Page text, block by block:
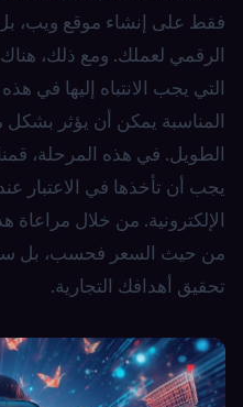
فقط على إنشاء موقع ويب، بل
الرقمي لعملك. ومع ذلك،
التي يجب الانتباه إليها في
المناسبة يمكن أن يؤثر
الطويل. في هذه المرحلة،
يجب أن تأخذها في الاعتبار
الإلكترونية. من خلال مراعاة
من حيث السعر فحسب، بل
تحقيق أهدافك التجارية.